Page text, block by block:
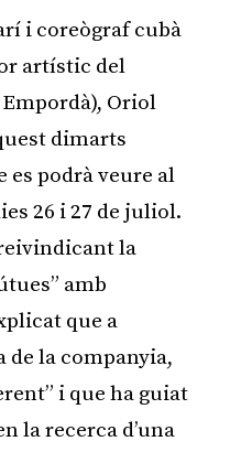
i coreògraf cubà
artístic del
Oriol
dimarts
es podrà veure al
26 i 27 de juliol.
la
amb
que a
de la companyia,
i que ha guiat
la recerca d’una